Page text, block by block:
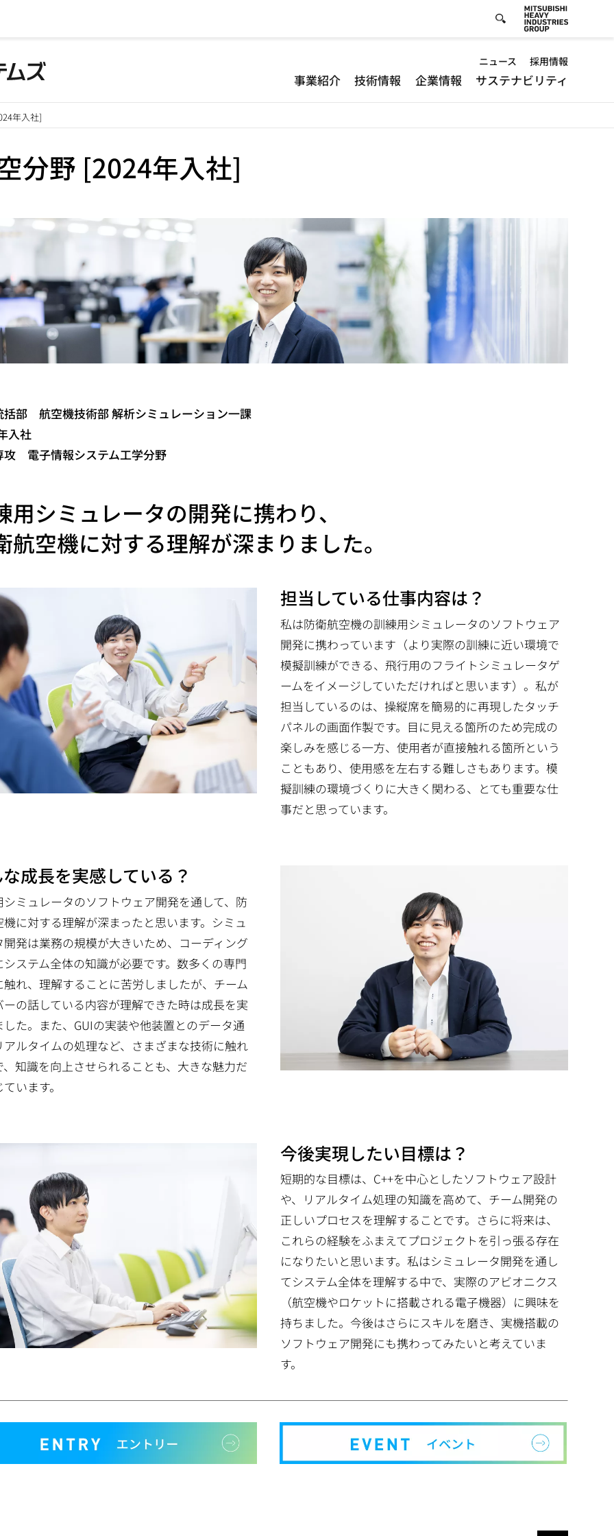
Default
-
Header
ニュース 採用情報
事業紹介 技術情報 企業情報 サステナビリティ
年入社]
分野 [2024年入社]
括部 航空機技術部 解析シミュレーション一課
入社
攻 電子情報システム工学分野
用シミュレータの開発に携わり、
航空機に対する理解が深まりました。
担当している仕事内容は？
私は防衛航空機の訓練用シミュレータのソフトウェア
開発に携わっています（より実際の訓練に近い環境で
模擬訓練ができる、飛行用のフライトシミュレータゲ
ームをイメージしていただければと思います）。私が
担当しているのは、操縦席を簡易的に再現したタッチ
パネルの画面作製です。目に見える箇所のため完成の
楽しみを感じる一方、使用者が直接触れる箇所という
こともあり、使用感を左右する難しさもあります。模
擬訓練の環境づくりに大きく関わる、とても重要な仕
事だと思っています。
成長を実感している？
シミュレータのソフトウェア開発を通して、防
機に対する理解が深まったと思います。シミュ
開発は業務の規模が大きいため、コーディング
システム全体の知識が必要です。数多くの専門
触れ、理解することに苦労しましたが、チーム
ーの話している内容が理解できた時は成長を実
した。また、GUIの実装や他装置とのデータ通
アルタイムの処理など、さまざまな技術に触れ
、知識を向上させられることも、大きな魅力だ
います。
今後実現したい目標は？
短期的な目標は、C++を中心としたソフトウェア設計
や、リアルタイム処理の知識を高めて、チーム開発の
正しいプロセスを理解することです。さらに将来は、
これらの経験をふまえてプロジェクトを引っ張る存在
になりたいと思います。私はシミュレータ開発を通し
てシステム全体を理解する中で、実際のアビオニクス
（航空機やロケットに搭載される電子機器）に興味を
持ちました。今後はさらにスキルを磨き、実機搭載の
ソフトウェア開発にも携わってみたいと考えていま
す。